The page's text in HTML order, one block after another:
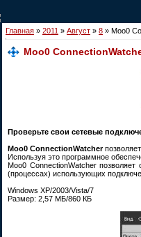
Главная » 2011 » Август » 8 » Moo0
Moo0
Проверьте свои сетевые
Moo0 ConnectionWatcher
Используя это программное
Moo0 ConnectionWatcher
(процессах) использующих
Windows XP/2003/Vista/7
Размер: 2,57 МБ/860 КБ